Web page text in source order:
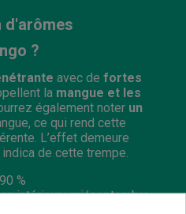
d'arômes
?
avec de fortes
la mangue et les
également noter un
ce qui rend cette
L’effet demeure
de cette trempe.
%
intérieur ; mi/septembre